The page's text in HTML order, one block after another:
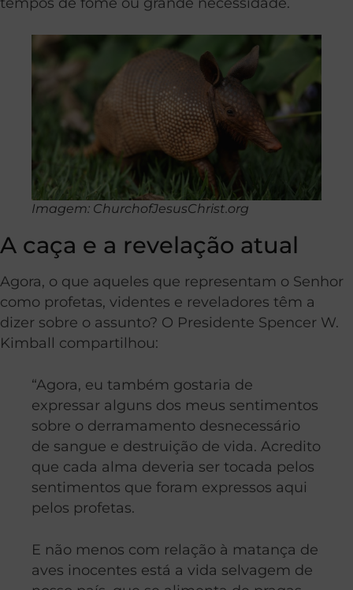
Imagem: ChurchofJesusChrist.org
A caça e a revelação atual
Agora, o que aqueles que representam o Senhor
como profetas, videntes e reveladores têm a
dizer sobre o assunto? O Presidente Spencer W.
Kimball compartilhou:
“Agora, eu também gostaria de
expressar alguns dos meus sentimentos
sobre o derramamento desnecessário
de sangue e destruição de vida. Acredito
que cada alma deveria ser tocada pelos
sentimentos que foram expressos aqui
pelos profetas.
E não menos com relação à matança de
aves inocentes está a vida selvagem de